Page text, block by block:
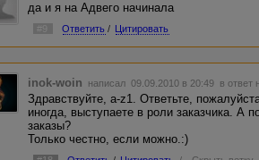
да и я на Адвего начинала
#9 Ответить / Цитировать
inok-woin написал 09.09.2010 в 20:49 в ответ
Здравствуйте, a-z1. Ответьте,
иногда, выступаете в роли заказчика. А
заказы?
Только честно, если можно.:)